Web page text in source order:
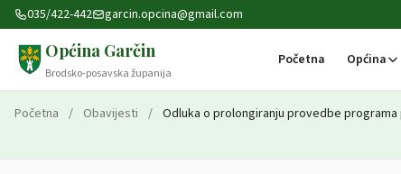
Preskoči na sadržaj
035/422-442 garcin.opcina@gmail.com
Općina Garčin
Brodsko-posavska županija
Početna Općina
Početna / Obavijesti / Odluka o prolongiranju provedbe programa